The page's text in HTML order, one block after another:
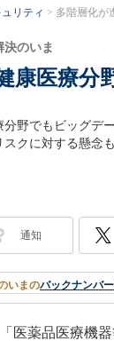
リティ 多階層化が
康医療分
決のいま
野でもビッグデ
クに対する懸念
通知
いまのバックナンバ
医薬品医療機